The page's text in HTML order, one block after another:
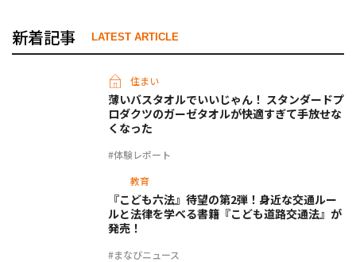
新着記事 LATEST ARTICLE
住まい
#体験レポート
薄いバスタオルでいいじゃん！ スタンダードプ
ロダクツのガーゼタオルが快適すぎて手放せな
くなった
教育
#まなびニュース
『こども六法』待望の第2弾！身近な交通ルー
ルと法律を学べる書籍『こども道路交通法』が
発売！